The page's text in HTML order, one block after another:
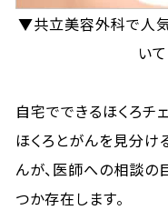
▼共立美容外科で人気
い
自宅でできるほくろチ
ほくろとがんを見分け
んが、医師への相談の
つか存在します。